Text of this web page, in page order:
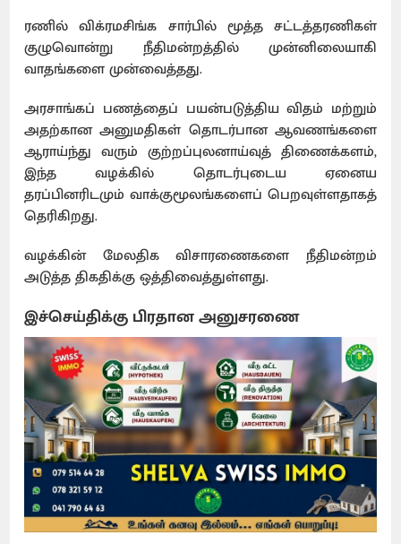
ரணில் விக்ரமசிங்க சார்பில் மூத்த சட்டத்தரணிகள்
குழுவொன்று நீதிமன்றத்தில் முன்னிலையாகி
வாதங்களை முன்வைத்தது.
அரசாங்கப் பணத்தைப் பயன்படுத்திய விதம் மற்றும்
அதற்கான அனுமதிகள் தொடர்பான ஆவணங்களை
ஆராய்ந்து வரும் குற்றப்புலனாய்வுத் திணைக்களம்,
இந்த வழக்கில் தொடர்புடைய ஏனைய
தரப்பினரிடமும் வாக்குமூலங்களைப் பெறவுள்ளதாகத்
தெரிகிறது.
வழக்கின் மேலதிக விசாரணைகளை நீதிமன்றம்
அடுத்த திகதிக்கு ஒத்திவைத்துள்ளது.
இச்செய்திக்கு பிரதான அனுசரணை